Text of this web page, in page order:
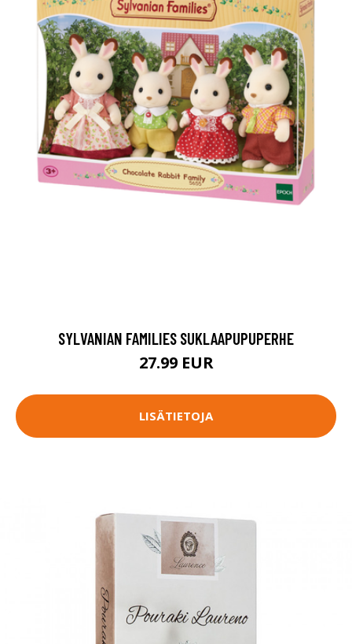
SYLVANIAN FAMILIES SUKLAAPUPUPERHE
27.99 EUR
LISÄTIETOJA